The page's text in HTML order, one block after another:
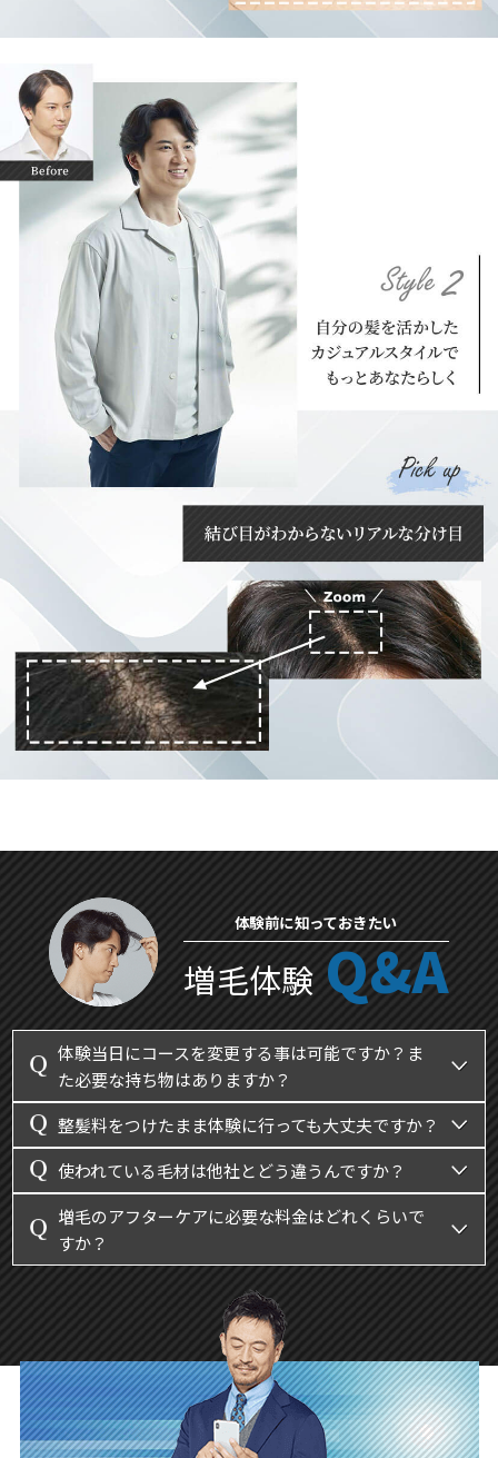
体験前に知っておきたい
増毛体験 Q&A
体験当日にコースを変更する事は可能ですか？ま
た必要な持ち物はありますか？
整髪料をつけたまま体験に行っても大丈夫ですか？
使われている毛材は他社とどう違うんですか？
増毛のアフターケアに必要な料金はどれくらいで
すか？